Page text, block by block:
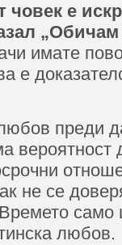
е
„Обичам
имате
е
преди
вероятност
не се
любов.